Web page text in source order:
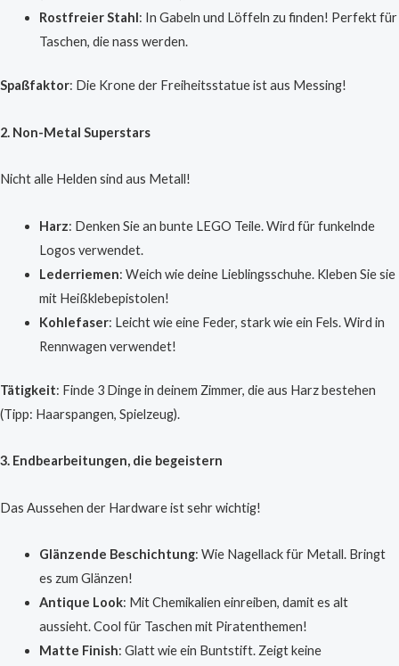
Rostfreier Stahl: In Gabeln und Löffeln zu finden! Perfekt für
Taschen, die nass werden.
Spaßfaktor: Die Krone der Freiheitsstatue ist aus Messing!
2. Non-Metal Superstars
Nicht alle Helden sind aus Metall!
Harz: Denken Sie an bunte LEGO Teile. Wird für funkelnde
Logos verwendet.
Lederriemen: Weich wie deine Lieblingsschuhe. Kleben Sie sie
mit Heißklebepistolen!
Kohlefaser: Leicht wie eine Feder, stark wie ein Fels. Wird in
Rennwagen verwendet!
Tätigkeit: Finde 3 Dinge in deinem Zimmer, die aus Harz bestehen
(Tipp: Haarspangen, Spielzeug).
3. Endbearbeitungen, die begeistern
Das Aussehen der Hardware ist sehr wichtig!
Glänzende Beschichtung: Wie Nagellack für Metall. Bringt
es zum Glänzen!
Antique Look: Mit Chemikalien einreiben, damit es alt
aussieht. Cool für Taschen mit Piratenthemen!
Matte Finish: Glatt wie ein Buntstift. Zeigt keine